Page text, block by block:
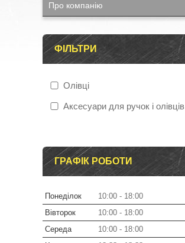
Про компанію
ФІЛЬТРИ
Олівці
Аксесуари для ручок і олівців
ГРАФІК РОБОТИ
Понеділок 10:00
18:00
Вівторок
10:00
18:00
Середа
10:00
18:00